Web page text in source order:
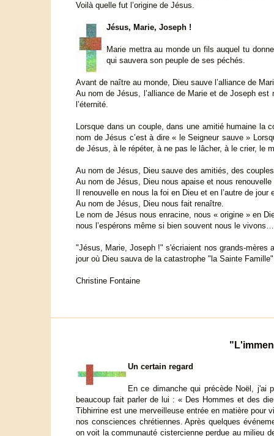
Voilà quelle fut l’origine de Jésus.
Jésus, Marie, Joseph !
Marie mettra au monde un fils auquel tu
qui sauvera son peuple de ses péchés.
Avant de naître au monde, Dieu sauve l’alliance de
Au nom de Jésus, l’alliance de Marie et de Joseph
l’éternité.
Lorsque dans un couple, dans une amitié humaine la
nom de Jésus c’est à dire « le Seigneur sauve »
de Jésus, à le répéter, à ne pas le lâcher, à le crier, le
Au nom de Jésus, Dieu sauve des amitiés, des
Au nom de Jésus, Dieu nous apaise et nous
Il renouvelle en nous la foi en Dieu et en l’autre de jour
Au nom de Jésus, Dieu nous fait renaître.
Le nom de Jésus nous enracine, nous « origine » en
nous l’espérons même si bien souvent nous le
"Jésus, Marie, Joseph !" s'écriaient nos grands-mères
jour où Dieu sauva de la catastrophe "la Sainte
Christine Fontaine
Un certain regard
En ce dimanche qui précède Noël,
beaucoup fait parler de lui : « Des Hommes et des
Tibhirrine est une merveilleuse entrée en matière pour
nos consciences chrétiennes. Après quelques
on voit la communauté cistercienne perdue au milieu